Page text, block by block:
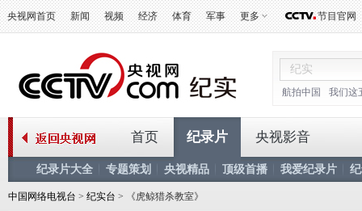
央视网首页 新闻 视频 经济 体育 军事 更多 节目官网
航拍中国 我们这
首页 纪录片
纪录片大全 专题策划 央视精品 顶级首播 我爱纪录片
央视影音
中国网络电视台 > 纪实台 > 《虎鲸猎杀教室》